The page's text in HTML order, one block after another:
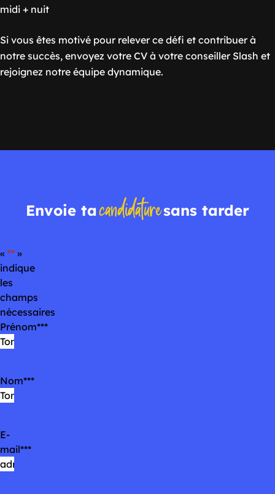
midi + nuit
Si vous êtes motivé pour relever ce défi et contribuer à
notre succès, envoyez votre CV à votre conseiller Slash et
rejoignez notre équipe dynamique.
Envoie tacandidaturesans tarder
« * »
indique
les
champs
nécessaires
Prénom*
Nom*
E-
mail*